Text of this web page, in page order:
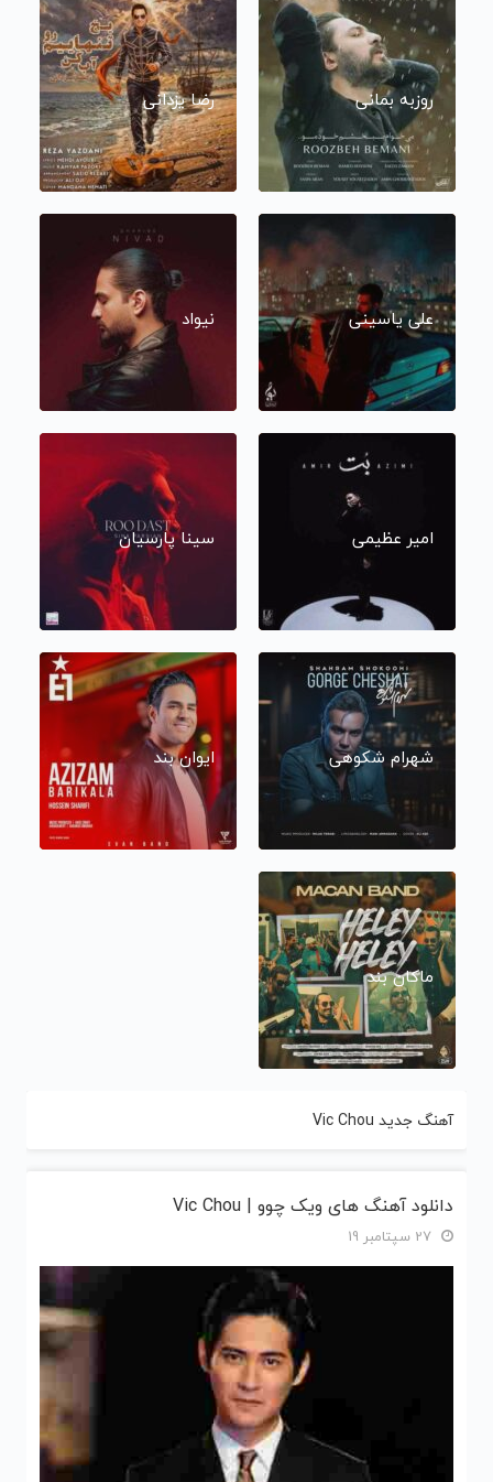
روزبه بمانی رضا یزدانی
علی یاسینی نیواد
امیر عظیمی سینا پارسیان
شهرام شکوهی ایوان بند
ماکان بند
آهنگ جدید Vic Chou
دانلود آهنگ های ویک چوو | Vic Chou